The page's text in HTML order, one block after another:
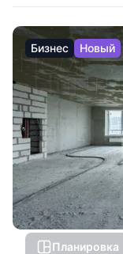
Бизнес Новый
Планировка